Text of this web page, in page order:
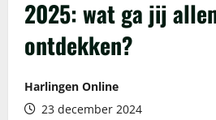
2025: wat ga jij
ontdekken?
Harlingen Online
23 december 2024